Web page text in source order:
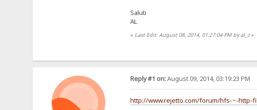
Saluti
AL
« Last Edit: August 08, 2014, 01:27:04 PM by al_z»
Reply #1 on:August 09, 2014, 03:19:23 PM
http://www.rejetto.com/forum/hfs-~-http-